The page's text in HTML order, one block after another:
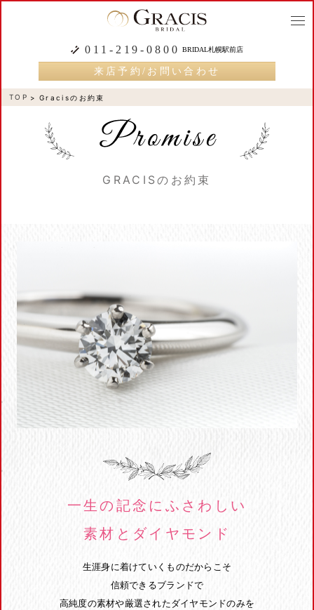
011-219-0800 BRIDAL札幌駅前店
来店予約/お問い合わせ
TOP Gracisのお約束
GRACISのお約束
一生の記念にふさわしい
素材とダイヤモンド
生涯身に着けていくものだからこそ
信頼できるブランドで
高純度の素材や厳選されたダイヤモンドのみを